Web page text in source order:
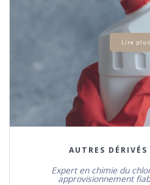
Lire plus
AUTRES DÉRIVÉS
Expert en chimie du
approvisionnement